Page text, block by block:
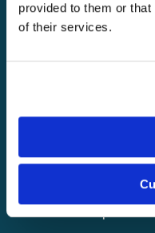
provided to them or
of their services.
Länkar
Hem
Blogg
Bli en Nortrip-